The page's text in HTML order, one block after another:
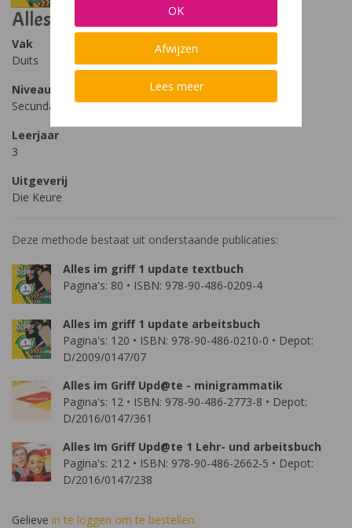
Alles im Griff 1 update
Vak
Duits
Niveau
Secundair Onderwijs - ASO
Leerjaar
3
Uitgeverij
Die Keure
Deze methode bestaat uit onderstaande publicaties:
Alles im griff 1 update textbuch
Pagina's: 80 • ISBN: 978-90-486-0209-4
Alles im griff 1 update arbeitsbuch
Pagina's: 120 • ISBN: 978-90-486-0210-0 • Depot:
D/2009/0147/07
Alles im Griff Upd@te - minigrammatik
Pagina's: 12 • ISBN: 978-90-486-2773-8 • Depot:
D/2016/0147/361
Alles Im Griff Upd@te 1 Lehr- und arbeitsbuch
Pagina's: 212 • ISBN: 978-90-486-2662-5 • Depot:
D/2016/0147/238
Gelieve in te loggen om te bestellen.
OK
Afwijzen
Lees meer